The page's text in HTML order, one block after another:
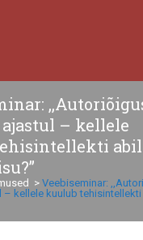
– kellele
abil
> Veebiseminar:
– kellele kuulub tehisintellekti